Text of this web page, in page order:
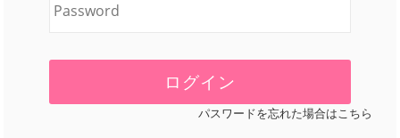
パスワードを忘れた場合はこちら